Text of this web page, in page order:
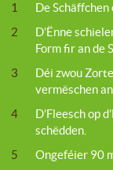
1
De Schäffchen
2
D’Ënne
Form fir an de
3
Déi zwou
vermëschen
4
D’Fleesch op
schëdden.
5
Ongeféier 90